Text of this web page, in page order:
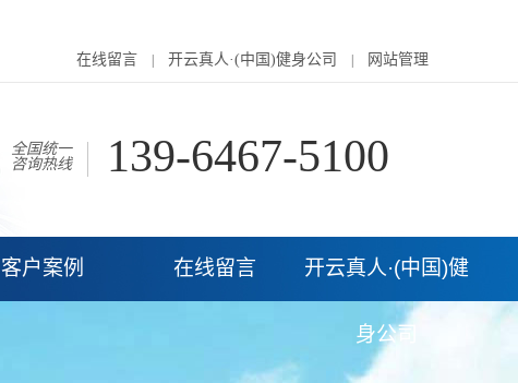
在线留言 开云真人·(中国)健身公司 网站管理
全国统一
咨询热线
139-6467-5100
客户案例 在线留言 开云真人·(中国)健
身公司